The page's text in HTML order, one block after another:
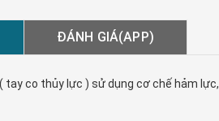
ĐÁNH GIÁ(APP)
tay co thủy lực ) sử dụng cơ chế hảm